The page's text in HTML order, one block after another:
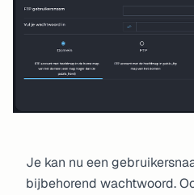
Je kan nu een
bijbehorend wachtwoord.